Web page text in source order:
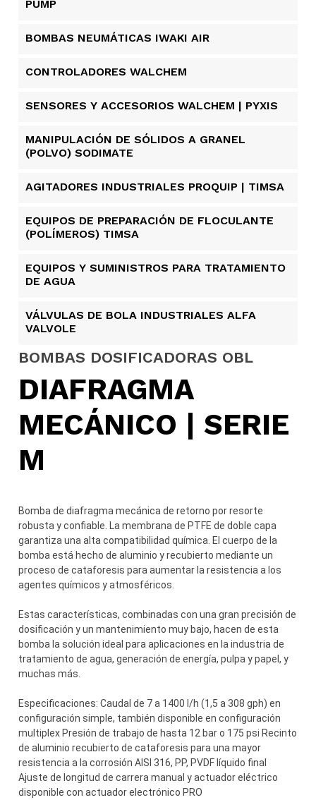
PUMP
BOMBAS NEUMÁTICAS IWAKI AIR
CONTROLADORES WALCHEM
SENSORES Y ACCESORIOS WALCHEM | PYXIS
MANIPULACIÓN DE SÓLIDOS A GRANEL
(POLVO) SODIMATE
AGITADORES INDUSTRIALES PROQUIP | TIMSA
EQUIPOS DE PREPARACIÓN DE FLOCULANTE
(POLÍMEROS) TIMSA
EQUIPOS Y SUMINISTROS PARA TRATAMIENTO
DE AGUA
VÁLVULAS DE BOLA INDUSTRIALES ALFA
VALVOLE
BOMBAS DOSIFICADORAS OBL
DIAFRAGMA
MECÁNICO | SERIE
M
Bomba de diafragma mecánica de retorno por resorte
robusta y confiable. La membrana de PTFE de doble capa
garantiza una alta compatibilidad química. El cuerpo de la
bomba está hecho de aluminio y recubierto mediante un
proceso de cataforesis para aumentar la resistencia a los
agentes químicos y atmosféricos.
Estas características, combinadas con una gran precisión de
dosificación y un mantenimiento muy bajo, hacen de esta
bomba la solución ideal para aplicaciones en la industria de
tratamiento de agua, generación de energía, pulpa y papel, y
muchas más.
Especificaciones: Caudal de 7 a 1400 l/h (1,5 a 308 gph) en
configuración simple, también disponible en configuración
multiplex Presión de trabajo de hasta 12 bar o 175 psi Recinto
de aluminio recubierto de cataforesis para una mayor
resistencia a la corrosión AISI 316, PP, PVDF líquido final
Ajuste de longitud de carrera manual y actuador eléctrico
disponible con actuador electrónico PRO